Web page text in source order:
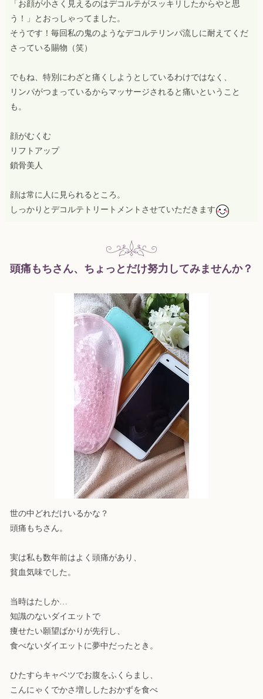
「お顔が小さく見えるのはデコルテがスッキリしたからやと思
う！」とおっしゃってました。
そうです！毎回私の鬼のようなデコルテリンパ流しに耐えてくだ
さっている賜物（笑）
でもね、特別にわざと痛くしようとしているわけではなく、
リンパがつまっているからマッサージされると痛いということ
も。
顔がむくむ
リフトアップ
鎖骨美人
顔は常に人に見られるところ。
しっかりとデコルテトリートメントさせていただきます
頭痛もちさん、ちょっとだけ努力してみませんか？
世の中どれだけいるかな？
頭痛もちさん。
実は私も数年前はよく頭痛があり、
貧血気味でした。
当時はたしか…
知識のないダイエットで
痩せたい願望ばかりが先行し、
食べないダイエットに夢中だったとき。
ひたすらキャベツでお腹をふくらまし、
こんにゃくでかさ増ししたおかずを食べ